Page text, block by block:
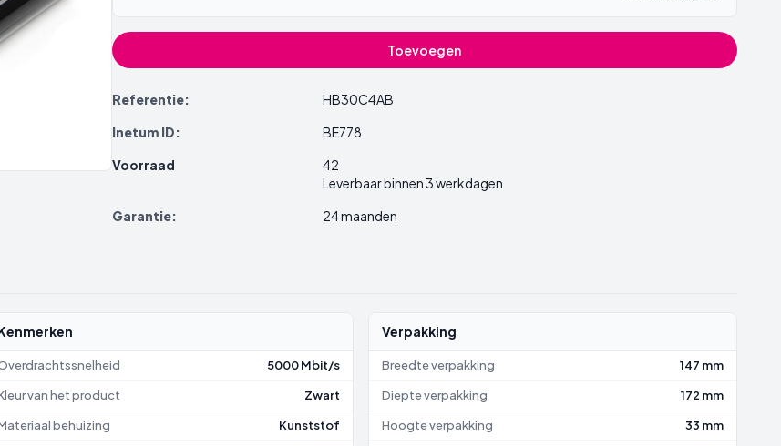
Toevoegen
Referentie:
HB30C4AB
Inetum ID:
BE778
Voorraad
42
Leverbaar binnen 3 werkdagen
Garantie:
24 maanden
5000 Mbit/s
van het product Zwart
behuizing Kunststof
Verpakking
Breedte verpakking 147 mm
Diepte verpakking 172 mm
Hoogte verpakking 33 mm